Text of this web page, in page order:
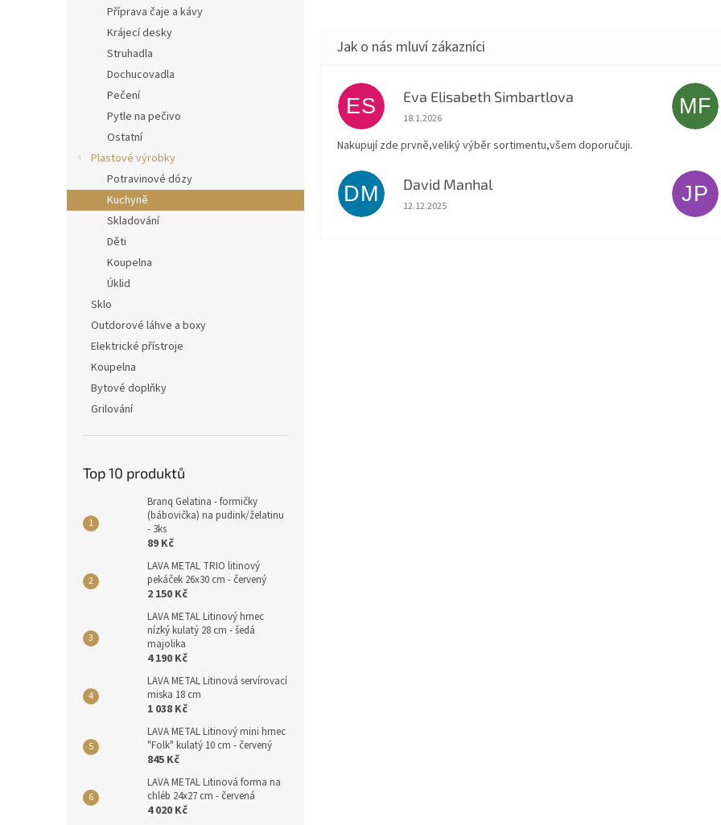
Příprava čaje a kávy
Krájecí desky
Struhadla
Dochucovadla
Pečení
Pytle na pečivo
Ostatní
Plastové výrobky
Potravinové dózy
Kuchyně
Skladování
Děti
Koupelna
Úklid
Sklo
Outdorové láhve a boxy
Elektrické přístroje
Koupelna
Bytové doplňky
Grilování
Top 10 produktů
Branq Gelatina - formičky
(bábovička) na pudink/želatinu
- 3ks
89 Kč
LAVA METAL TRIO litinový
pekáček 26x30 cm - červený
2 150 Kč
LAVA METAL Litinový hrnec
nízký kulatý 28 cm - šedá
majolika
4 190 Kč
LAVA METAL Litinová servírovací
miska 18 cm
1 038 Kč
LAVA METAL Litinový mini hrnec
"Folk" kulatý 10 cm - červený
845 Kč
LAVA METAL Litinová forma na
chléb 24x27 cm - červená
4 020 Kč
ES Eva Elisabeth Simbartlova
Hodnocení obchodu je 5 z 5 hvězdiček.
18.1.2026
Nakupují zde prvně,veliký výběr sortimentu,všem doporučuji.
MF
DM David Manhal
Hodnocení obchodu je 5 z 5 hvězdiček.
12.12.2025
JP